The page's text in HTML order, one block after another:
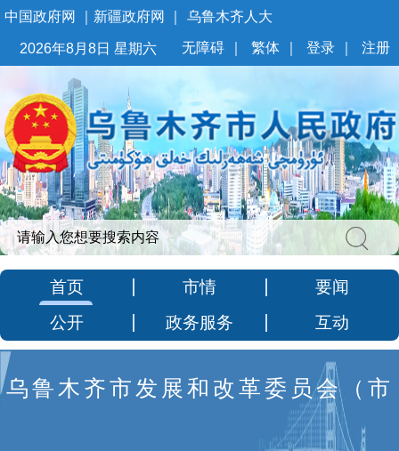
中国政府网 新疆政府网 乌鲁木齐人大
2026年8月8日 星期六 无障碍 繁体 登录 注册
首页 市情
要闻
公开
政务服务 互动
乌鲁木齐市发展和改革委员会（市